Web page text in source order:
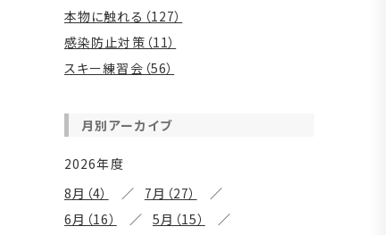
本物に触れる（127）
感染防止対策（11）
スキー練習会（56）
月別アーカイブ
2026年度
8月（4）
7月（27）
6月（16）
5月（15）